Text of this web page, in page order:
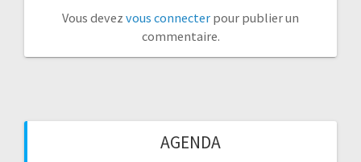
Vous devez vous connecter pour publier un
commentaire.
AGENDA